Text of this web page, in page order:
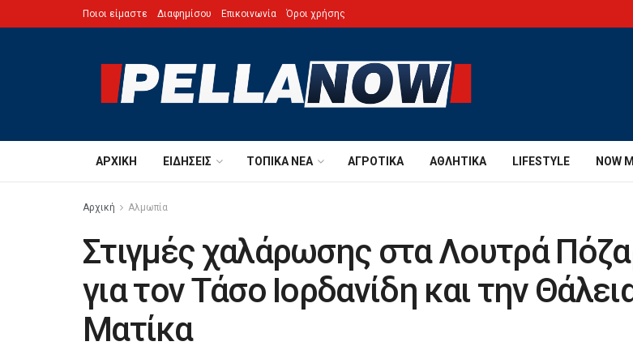
Ποιοι είμαστε Διαφημίσου Επικοινωνία Όροι χρήσης
ΑΡΧΙΚΉ ΕΙΔΉΣΕΙΣ ΤΟΠΙΚΆ ΝΈΑ ΑΓΡΟΤΙΚΆ ΑΘΛΗΤΙΚΆ LIFESTYLE NOW
Αρχική Αλμωπία
Στιγμές χαλάρωσης στα Λουτρά
για τον Τάσο Ιορδανίδη και την
Ματίκα